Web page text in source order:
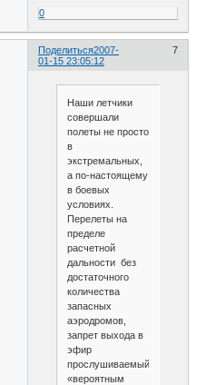
0
Поделиться 7
2007-
01-15 23:05:12
Наши летчики
совершали
полеты не просто
в
экстремальных,
а по-настоящему
в боевых
условиях.
Перелеты на
пределе
расчетной
дальности без
достаточного
количества
запасных
аэродромов,
запрет выхода в
эфир
прослушиваемый
«вероятным